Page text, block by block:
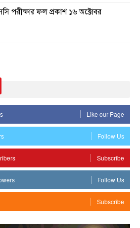
পরীক্ষার ফল প্রকাশ ১৬ অক্টোবর
Like our Page
Follow Us
Subscribe
Follow Us
Subscribe